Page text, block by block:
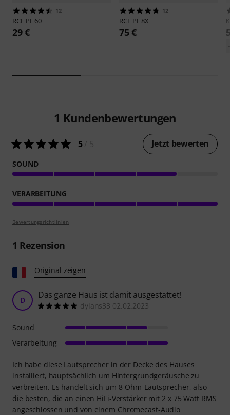
12
RCF PL 60
29 €
12
RCF PL 8X
75 €
1 Kundenbewertungen
5/ 5 Jetzt bewerten
SOUND
VERARBEITUNG
Bewertungsrichtlinien
1 Rezension
Original zeigen
D Das ganze Haus ist damit ausgestattet!
dylans33 02.02.2023
Ich habe diese Lautsprecher in der Decke des Hauses
installiert, hauptsächlich um Hintergrundgeräusche zu
verbreiten. Es handelt sich um 8-Ohm-Lautsprecher, also
die besten, die an einen HiFi-Verstärker mit 2 x 75 Watt RMS
angeschlossen und von einem Chromecast-Audio
Sound
Verarbeitung